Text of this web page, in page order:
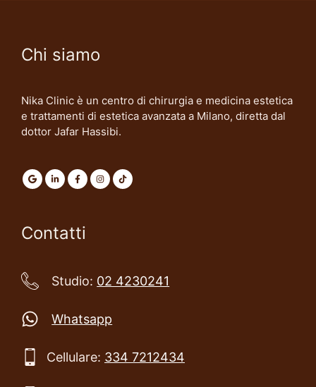
Chi siamo
Nika Clinic è un centro di chirurgia e medicina estetica
e trattamenti di estetica avanzata a Milano, diretta dal
dottor Jafar Hassibi.
Contatti
Studio: 02 4230241
Whatsapp
Cellulare: 334 7212434